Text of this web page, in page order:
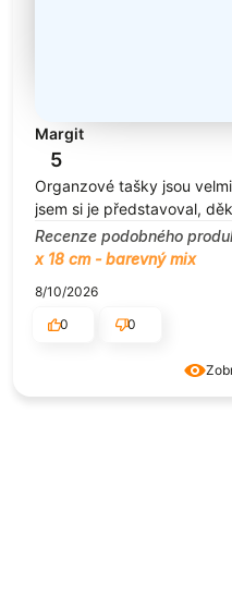
Margit
5
Organzové tašky jsou
jsem si je představoval,
Recenze podobného
x 18 cm - barevný mix
8/10/2026
0
0